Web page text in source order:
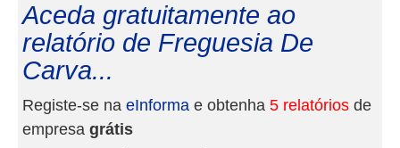
Aceda gratuitamente ao
relatório de Freguesia De
Carva...
Registe-se na eInforma e obtenha 5 relatórios de
empresa grátis